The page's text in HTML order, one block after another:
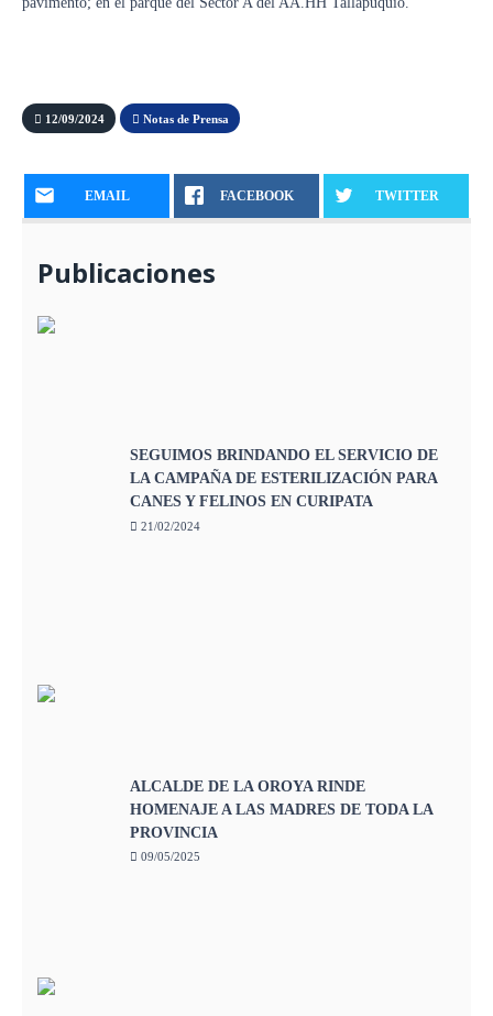
12/09/2024 Notas de Prensa
EMAIL FACEBOOK TWITTER
Publicaciones
SEGUIMOS BRINDANDO EL SERVICIO DE
LA CAMPAÑA DE ESTERILIZACIÓN PARA
CANES Y FELINOS EN CURIPATA
21/02/2024
ALCALDE DE LA OROYA RINDE
HOMENAJE A LAS MADRES DE TODA LA
PROVINCIA
09/05/2025